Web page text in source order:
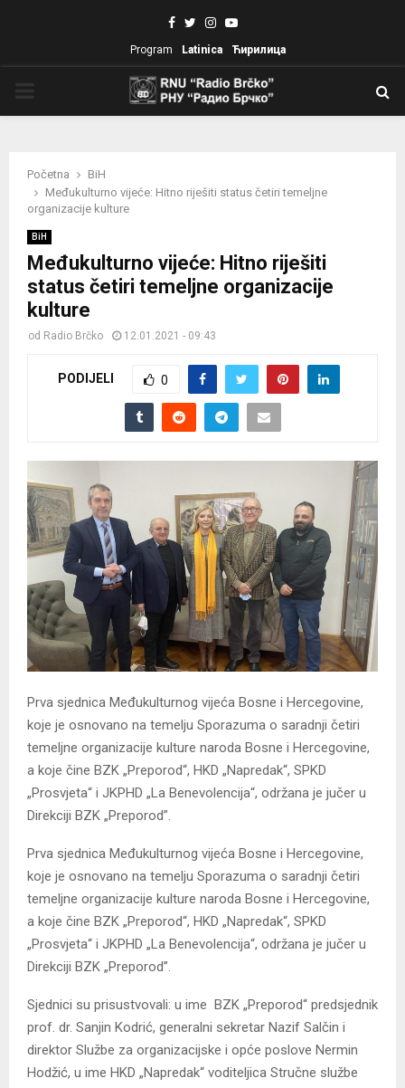
Facebook
TwitterInstagram
Youtube
Program Latinica Ћирилица
Početna
BiH
Međukulturno vijeće: Hitno riješiti status četiri temeljne
organizacije kulture
BiH
Međukulturno vijeće: Hitno riješiti
status četiri temeljne organizacije
kulture
od Radio Brčko 12.01.2021 - 09:43
PODIJELI 0
Prva sjednica Međukulturnog vijeća Bosne i Hercegovine,
koje je osnovano na temelju Sporazuma o saradnji četiri
temeljne organizacije kulture naroda Bosne i Hercegovine,
a koje čine BZK „Preporod“, HKD „Napredak“, SPKD
„Prosvjeta“ i JKPHD „La Benevolencija“, održana je jučer u
Direkciji BZK „Preporod”.
Prva sjednica Međukulturnog vijeća Bosne i Hercegovine,
koje je osnovano na temelju Sporazuma o saradnji četiri
temeljne organizacije kulture naroda Bosne i Hercegovine,
a koje čine BZK „Preporod“, HKD „Napredak“, SPKD
„Prosvjeta“ i JKPHD „La Benevolencija“, održana je jučer u
Direkciji BZK „Preporod”.
Sjednici su prisustvovali: u ime BZK „Preporod“ predsjednik
prof. dr. Sanjin Kodrić, generalni sekretar Nazif Salčin i
direktor Službe za organizacijske i opće poslove Nermin
Hodžić, u ime HKD „Napredak“ voditeljica Stručne službe